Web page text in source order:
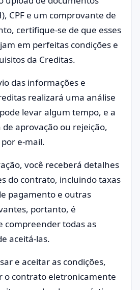
CPF e um comprovante de
certifique-se de que esses
em perfeitas condições e
da Creditas.
das informações e
realizará uma análise
levar algum tempo, e a
de aprovação ou rejeição,
e-mail.
você receberá detalhes
do contrato, incluindo taxas
pagamento e outras
portanto, é
compreender todas as
aceitá-las.
e aceitar as condições,
o contrato eletronicamente